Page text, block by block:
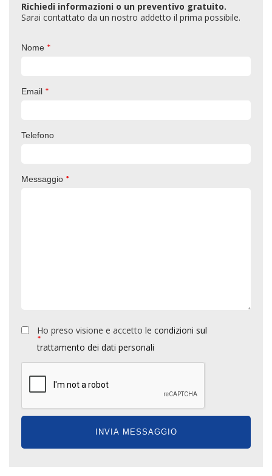
Richiedi informazioni o un preventivo gratuito.
Sarai contattato da un nostro addetto il prima possibile.
Nome *
Email *
Telefono
Messaggio *
*
Ho preso visione e accetto le condizioni sul
trattamento dei dati personali